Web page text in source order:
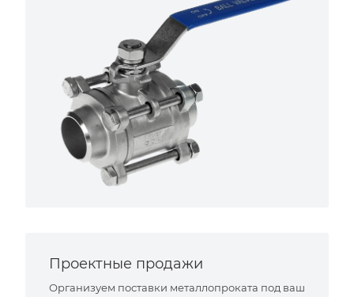
Проектные продажи
Организуем поставки металлопроката под ваш